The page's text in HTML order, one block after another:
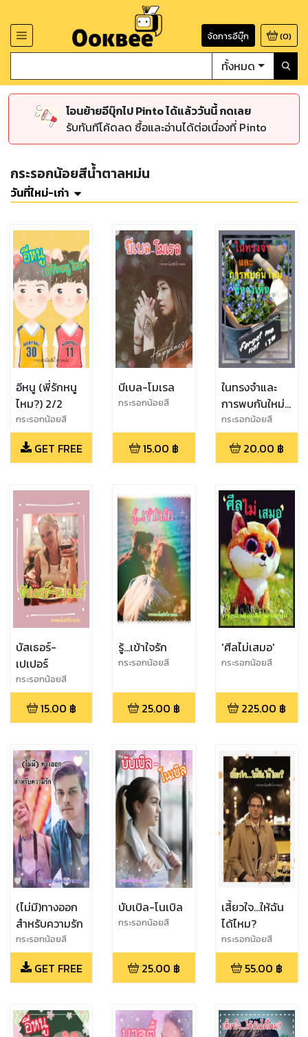
จัดการอีบุ๊ก (0)
ทั้งหมด
โอนย้ายอีบุ๊กไป Pinto ได้แล้ววันนี้ กดเลย
รับทันทีโค้ดลด ซื้อและอ่านได้ต่อเนื่องที่ Pinto
กระรอกน้อยสีน้ำตาลหม่น
วันที่ใหม่-เก่า
อีหนู (พี่รักหนู
ไหม?) 2/2
กระรอกน้อยสี
น้ำตาลหม่น
GET FREE
บีเบล-โมเรล
กระรอกน้อยสี
15.00 ฿
ในทรงจำและ
การพบกันใหม่ที่
ห่างเหิน
กระรอกน้อยสี
น้ำตาลหม่น
20.00 ฿
บัสเธอร์-
เปเปอร์
กระรอกน้อยสี
น้ำตาลหม่น
15.00 ฿
รู้...เข้าใจรัก
กระรอกน้อยสี
25.00 ฿
'ศีลไม่เสมอ'
กระรอกน้อยสี
225.00 ฿
(ไม่มี)ทางออก
สำหรับความรัก
กระรอกน้อยสี
น้ำตาลหม่น
GET FREE
บับเบิล-โนเบิล
กระรอกน้อยสี
25.00 ฿
เสี้ยวใจ...ให้ฉัน
ได้ไหม?
กระรอกน้อยสี
น้ำตาลหม่น
55.00 ฿